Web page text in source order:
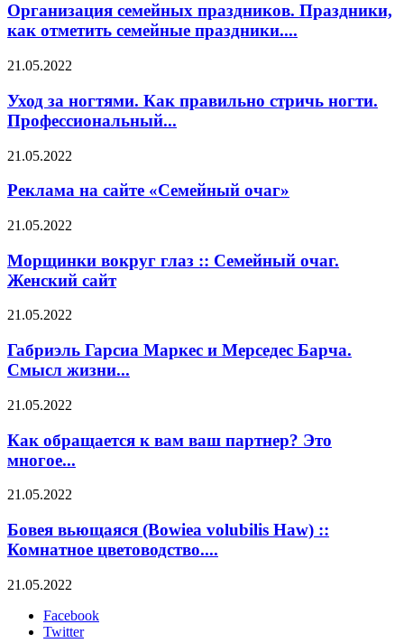
Организация семейных праздников. Праздники,
как отметить семейные праздники....
21.05.2022
Уход за ногтями. Как правильно стричь ногти.
Профессиональный...
21.05.2022
Реклама на сайте «Семейный очаг»
21.05.2022
Морщинки вокруг глаз :: Семейный очаг.
Женский сайт
21.05.2022
Габриэль Гарсиа Маркес и Мерседес Барча.
Смысл жизни...
21.05.2022
Как обращается к вам ваш партнер? Это
многое...
21.05.2022
Бовея вьющаяся (Bowiea volubilis Haw) ::
Комнатное цветоводство....
21.05.2022
Facebook
Twitter